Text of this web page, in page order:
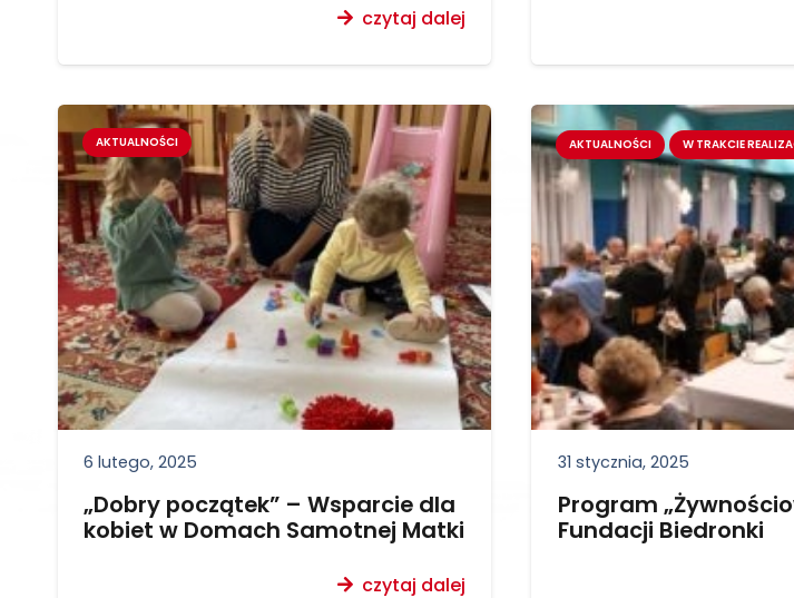
czytaj dalej
AKTUALNOŚCI
6 lutego, 2025
„Dobry początek” – Wsparcie dla
kobiet w Domach Samotnej Matki
czytaj dalej
AKTUALNOŚCI W TRAKCIE
31 stycznia, 2025
Program
Fundacji Biedronki